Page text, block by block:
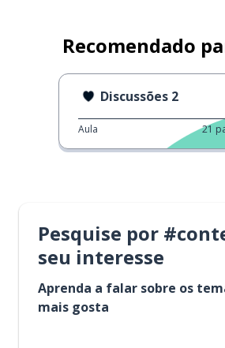
Recomendado
Discussões 2
Aula 21
Pesquise por
seu interesse
Aprenda a falar sobre os
mais gosta